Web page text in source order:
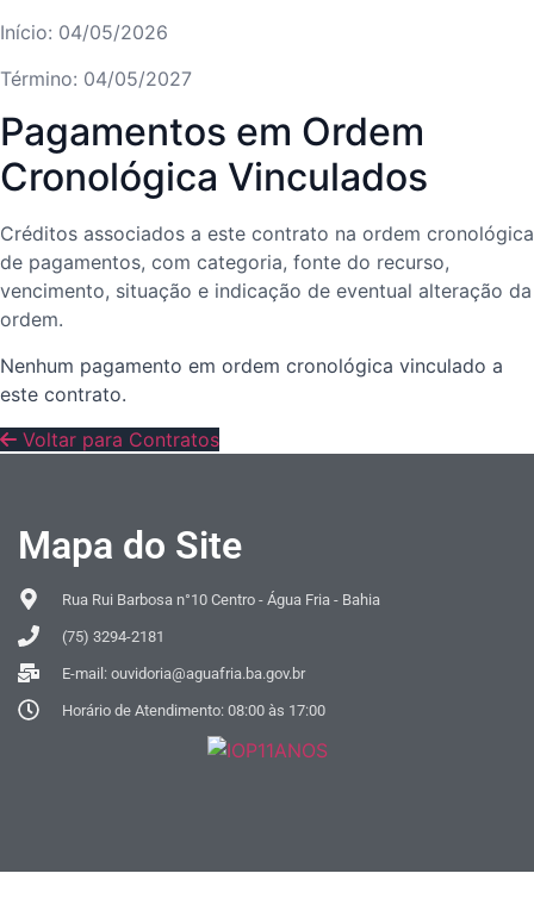
Início: 04/05/2026
Término: 04/05/2027
Pagamentos em Ordem
Cronológica Vinculados
Créditos associados a este contrato na ordem cronológica
de pagamentos, com categoria, fonte do recurso,
vencimento, situação e indicação de eventual alteração da
ordem.
Nenhum pagamento em ordem cronológica vinculado a
este contrato.
Voltar para Contratos
Mapa do Site
Rua Rui Barbosa n°10 Centro - Água Fria - Bahia
(75) 3294-2181
E-mail: ouvidoria@aguafria.ba.gov.br
Horário de Atendimento: 08:00 às 17:00